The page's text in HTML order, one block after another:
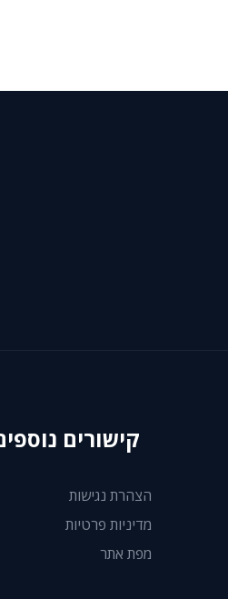
קישורים
הצהרת נגישות
מדיניות פרטיות
מפת אתר